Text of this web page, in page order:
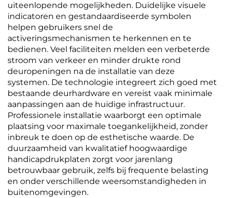
uiteenlopende mogelijkheden. Duidelijke visuele
indicatoren en gestandaardiseerde symbolen
helpen gebruikers snel de
activeringsmechanismen te herkennen en te
bedienen. Veel faciliteiten melden een verbeterde
stroom van verkeer en minder drukte rond
deuropeningen na de installatie van deze
systemen. De technologie integreert zich goed met
bestaande deurhardware en vereist vaak minimale
aanpassingen aan de huidige infrastructuur.
Professionele installatie waarborgt een optimale
plaatsing voor maximale toegankelijkheid, zonder
inbreuk te doen op de esthetische waarde. De
duurzaamheid van kwalitatief hoogwaardige
handicapdrukplaten zorgt voor jarenlang
betrouwbaar gebruik, zelfs bij frequente belasting
en onder verschillende weersomstandigheden in
buitenomgevingen.